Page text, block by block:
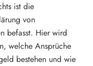
ist die
von
befasst. Hier wird
welche Ansprüche
bestehen und wie